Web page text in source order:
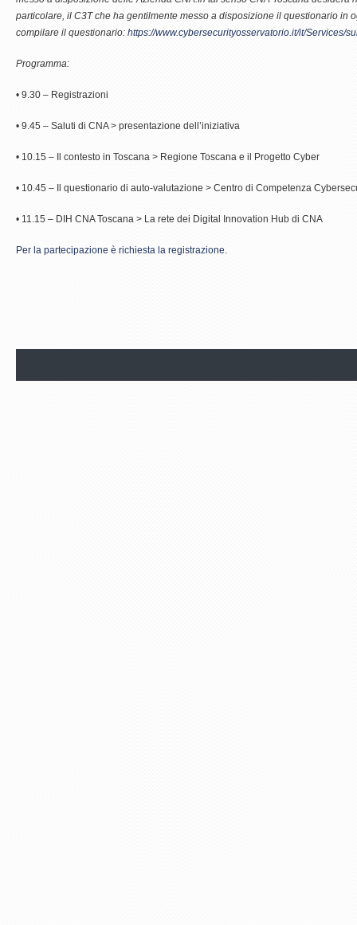
particolare, il C3T che ha gentilmente messo a disposizione il questionario in
compilare il questionario: https://www.cybersecurityosservatorio.it/it/Services/
Programma:
• 9.30 – Registrazioni
• 9.45 – Saluti di CNA > presentazione dell’iniziativa
• 10.15 – Il contesto in Toscana > Regione Toscana e il Progetto Cyber
• 10.45 – Il questionario di auto-valutazione > Centro di Competenza
• 11.15 – DIH CNA Toscana > La rete dei Digital Innovation Hub di CNA
Per la partecipazione è richiesta la registrazione.